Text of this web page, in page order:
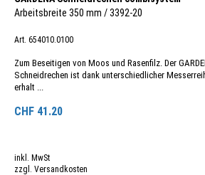
Arbeitsbreite 350 mm / 3392-20
Art. 654010.0100
Zum Beseitigen von Moos und Rasenfilz. Der
Schneidrechen ist dank unterschiedlicher
erhalt ...
CHF 41.20
inkl. MwSt
zzgl. Versandkosten